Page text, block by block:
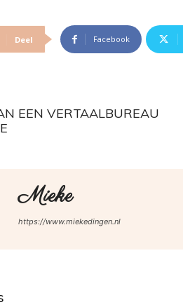
Deel Facebook
EEN VERTAALBUREAU
Mieke
https://www.miekedingen.nl